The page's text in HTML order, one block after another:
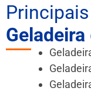
Principais
Geladeira